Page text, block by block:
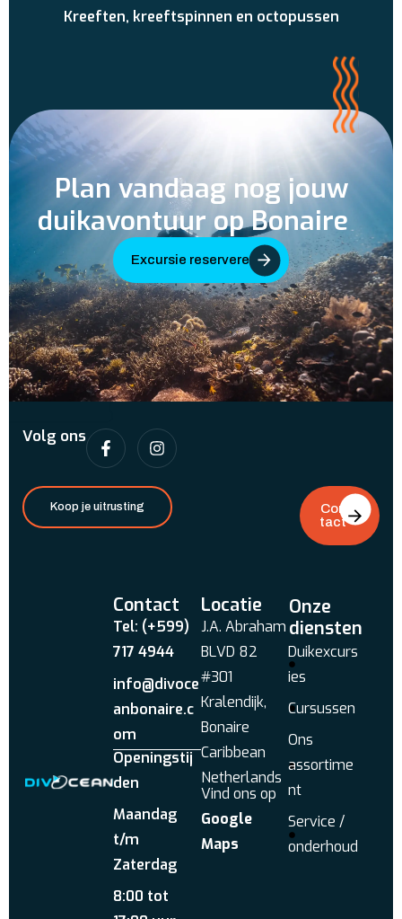
Kreeften, kreeftspinnen en octopussen
Plan vandaag nog jouw
duikavontuur op Bonaire
Excursie reserveren
Volg ons
Koop je uitrusting
Con
tact
Contact
Tel: (+599)
717 4944
info@divoce
anbonaire.c
om
Openingstij
den
Maandag
t/m
Zaterdag
8:00 tot
Locatie
J.A. Abraham
BLVD 82
#301
Kralendijk,
Bonaire
Caribbean
Netherlands
Vind ons op
Google
Maps
Onze
diensten
Duikexcurs
ies
Cursussen
Ons
assortime
nt
Service /
onderhoud